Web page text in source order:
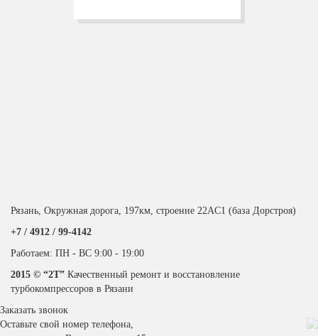
Рязань, Окружная дорога, 197км, строение 22АC1 (база Дорстроя)
+7 / 4912 / 99-4142
Работаем: ПН - ВС 9:00 - 19:00
2015 © “2T” Качественный ремонт и восстановление
турбокомпрессоров в Рязани
Заказать звонок
Оставьте свой номер телефона,